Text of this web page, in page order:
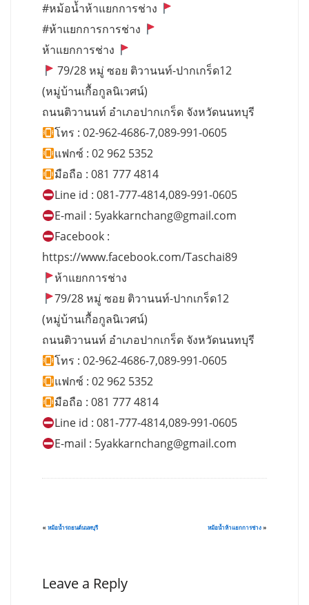
#หม้อน้ำห้าแยกการช่าง
#ห้าแยกการการช่าง
ห้าแยกการช่าง
79/28 หมู่ ซอย ติวานนท์-ปากเกร็ด12
(หมู่บ้านเกื้อกูลนิเวศน์)
ถนนติวานนท์ อำเภอปากเกร็ด จังหวัดนนทบุรี
โทร : 02-962-4686-7,089-991-0605
แฟกซ์ : 02 962 5352
มือถือ : 081 777 4814
Line id : 081-777-4814,089-991-0605
E-mail : 5yakkarnchang@gmail.com
Facebook :
https://www.facebook.com/Taschai89
ห้าแยกการช่าง
79/28 หมู่ ซอย ติวานนท์-ปากเกร็ด12
(หมู่บ้านเกื้อกูลนิเวศน์)
ถนนติวานนท์ อำเภอปากเกร็ด จังหวัดนนทบุรี
โทร : 02-962-4686-7,089-991-0605
แฟกซ์ : 02 962 5352
มือถือ : 081 777 4814
Line id : 081-777-4814,089-991-0605
E-mail : 5yakkarnchang@gmail.com
« หม้อน้ำรถยนต์นนทบุรี หม้อน้ำห้าแยกการช่าง »
Leave a Reply